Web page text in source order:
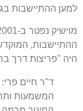
למען ההתיישבות
ההתיישבות,
היה "פריצות דרך
ד"ר חיים
המשמעות